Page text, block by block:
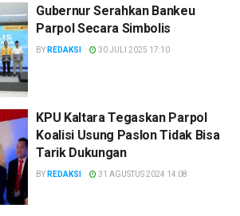
Gubernur Serahkan Bankeu
Parpol Secara Simbolis
BY REDAKSI 30 JULI 2025 17:10
KPU Kaltara Tegaskan Parpol
Koalisi Usung Paslon Tidak Bisa
Tarik Dukungan
BY REDAKSI 31 AGUSTUS 2024 14:08